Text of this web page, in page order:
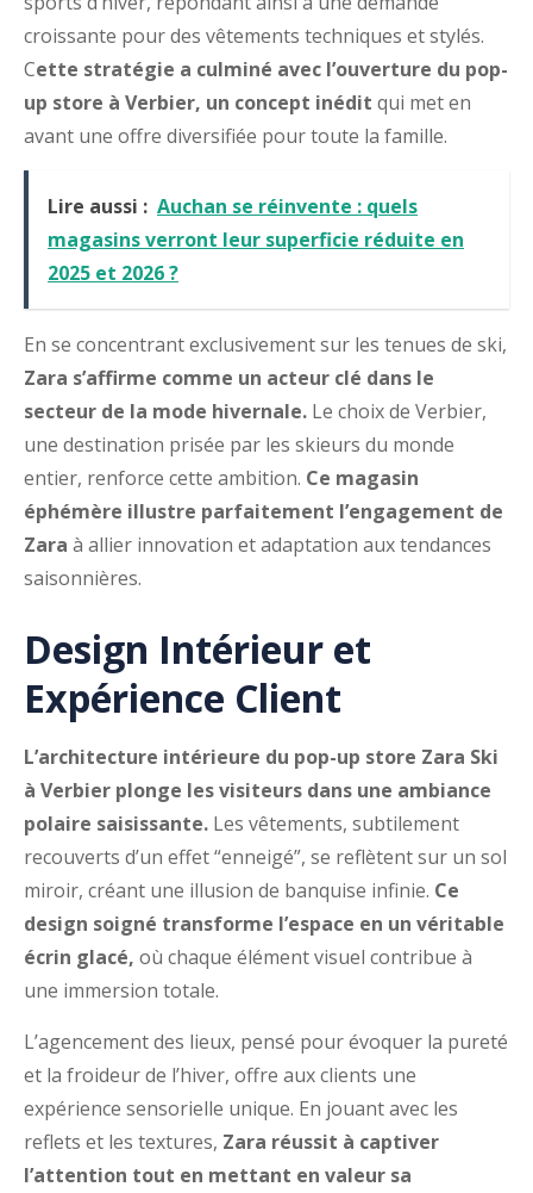
croissante pour des vêtements techniques et stylés.
Cette stratégie a culminé avec l’ouverture du pop-
up store à Verbier, un concept inédit qui met en
avant une offre diversifiée pour toute la famille.
Lire aussi : Auchan se réinvente : quels
magasins verront leur superficie réduite en
2025 et 2026 ?
En se concentrant exclusivement sur les tenues de ski,
Zara s’affirme comme un acteur clé dans le
secteur de la mode hivernale. Le choix de Verbier,
une destination prisée par les skieurs du monde
entier, renforce cette ambition. Ce magasin
éphémère illustre parfaitement l’engagement de
Zara à allier innovation et adaptation aux tendances
saisonnières.
Design Intérieur et
Expérience Client
L’architecture intérieure du pop-up store Zara Ski
à Verbier plonge les visiteurs dans une ambiance
polaire saisissante. Les vêtements, subtilement
recouverts d’un effet “enneigé”, se reflètent sur un sol
miroir, créant une illusion de banquise infinie. Ce
design soigné transforme l’espace en un véritable
écrin glacé, où chaque élément visuel contribue à
une immersion totale.
L’agencement des lieux, pensé pour évoquer la pureté
et la froideur de l’hiver, offre aux clients une
expérience sensorielle unique. En jouant avec les
reflets et les textures, Zara réussit à captiver
l’attention tout en mettant en valeur sa